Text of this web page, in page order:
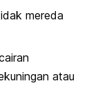
mereda
atau